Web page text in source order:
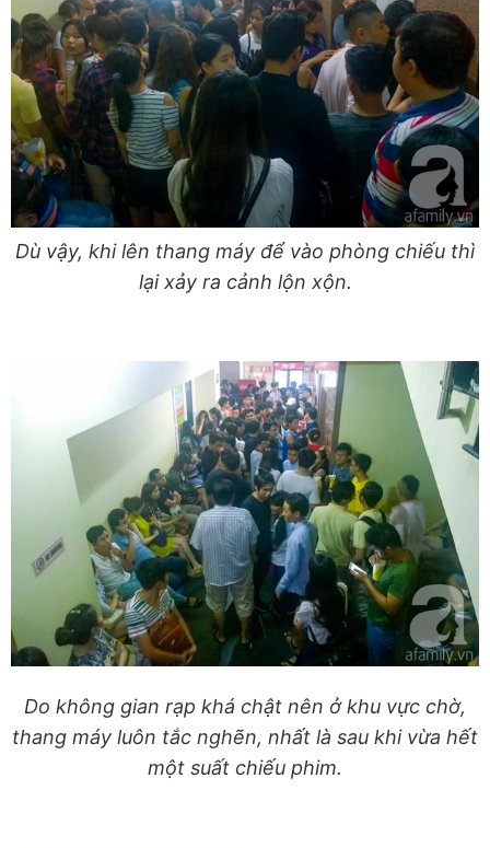
Dù vậy, khi lên thang máy để vào phòng chiếu thì
lại xảy ra cảnh lộn xộn.
Do không gian rạp khá chật nên ở khu vực chờ,
thang máy luôn tắc nghẽn, nhất là sau khi vừa hết
một suất chiếu phim.